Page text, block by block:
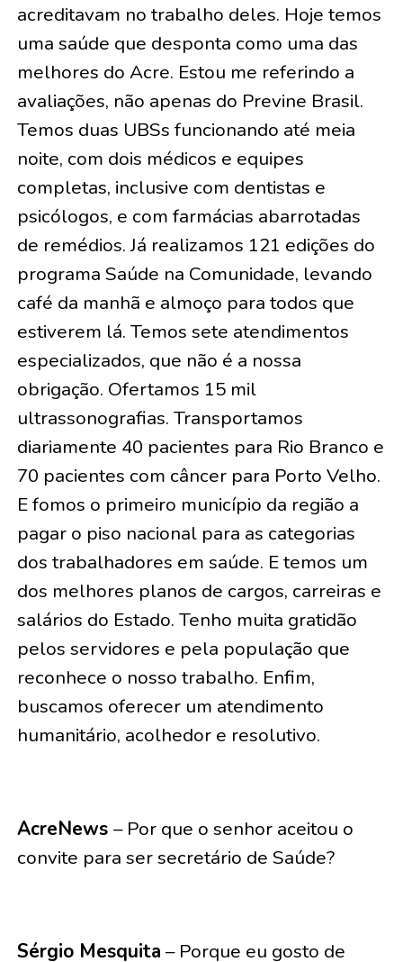
acreditavam no trabalho deles. Hoje temos
uma saúde que desponta como uma das
melhores do Acre. Estou me referindo a
avaliações, não apenas do Previne Brasil.
Temos duas UBSs funcionando até meia
noite, com dois médicos e equipes
completas, inclusive com dentistas e
psicólogos, e com farmácias abarrotadas
de remédios. Já realizamos 121 edições do
programa Saúde na Comunidade, levando
café da manhã e almoço para todos que
estiverem lá. Temos sete atendimentos
especializados, que não é a nossa
obrigação. Ofertamos 15 mil
ultrassonografias. Transportamos
diariamente 40 pacientes para Rio Branco e
70 pacientes com câncer para Porto Velho.
E fomos o primeiro município da região a
pagar o piso nacional para as categorias
dos trabalhadores em saúde. E temos um
dos melhores planos de cargos, carreiras e
salários do Estado. Tenho muita gratidão
pelos servidores e pela população que
reconhece o nosso trabalho. Enfim,
buscamos oferecer um atendimento
humanitário, acolhedor e resolutivo.
AcreNews – Por que o senhor aceitou o
convite para ser secretário de Saúde?
Sérgio Mesquita – Porque eu gosto de